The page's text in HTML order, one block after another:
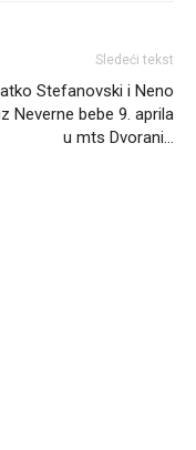
Sledeći tekst
Stefanovski i Neno
Neverne bebe 9. aprila
u mts Dvorani…